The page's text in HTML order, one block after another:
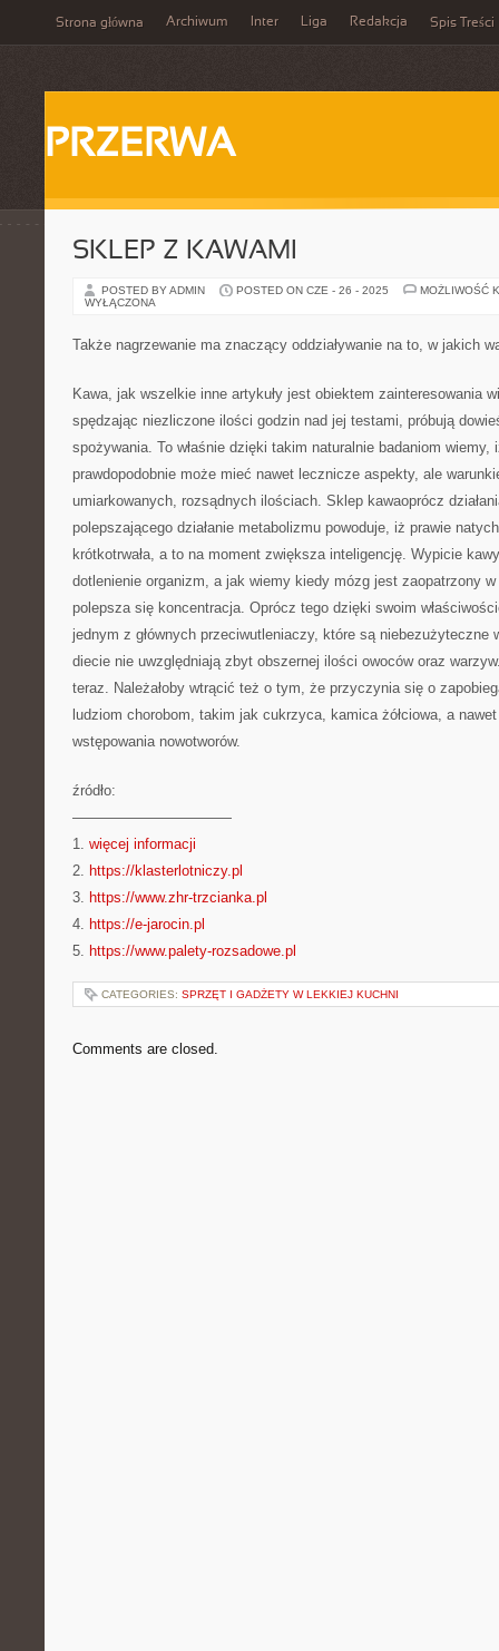
Strona główna Archiwum Inter Liga Redakcja Spis Treści
PRZERWA
SKLEP Z KAWAMI
POSTED BY ADMIN POSTED ON CZE - 26 - 2025
MOŻLIWOŚĆ
WYŁĄCZONA
Także nagrzewanie ma znaczący oddziaływanie na to, w jakich
Kawa, jak wszelkie inne artykuły jest obiektem zainteresowania
spędzając niezliczone ilości godzin nad jej testami, próbują
spożywania. To właśnie dzięki takim naturalnie badaniom wiemy,
prawdopodobnie może mieć nawet lecznicze aspekty, ale
umiarkowanych, rozsądnych ilościach. Sklep kawaoprócz
polepszającego działanie metabolizmu powoduje, iż prawie
krótkotrwała, a to na moment zwiększa inteligencję. Wypicie
dotlenienie organizm, a jak wiemy kiedy mózg jest zaopatrzony
polepsza się koncentracja. Oprócz tego dzięki swoim
jednym z głównych przeciwutleniaczy, które są niebezużyteczne
diecie nie uwzględniają zbyt obszernej ilości owoców oraz
teraz. Należałoby wtrącić też o tym, że przyczynia się o
ludziom chorobom, takim jak cukrzyca, kamica żółciowa, a
wstępowania nowotworów.
źródło:
———————————
1. więcej informacji
2. https://klasterlotniczy.pl
3. https://www.zhr-trzcianka.pl
4. https://e-jarocin.pl
5. https://www.palety-rozsadowe.pl
CATEGORIES: SPRZĘT I GADŻETY W LEKKIEJ KUCHNI
Comments are closed.